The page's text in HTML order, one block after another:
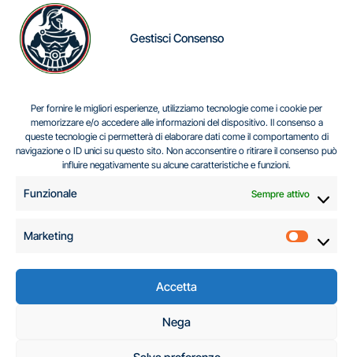
Gestisci Consenso
Per fornire le migliori esperienze, utilizziamo tecnologie come i cookie per
memorizzare e/o accedere alle informazioni del dispositivo. Il consenso a
queste tecnologie ci permetterà di elaborare dati come il comportamento di
navigazione o ID unici su questo sito. Non acconsentire o ritirare il consenso può
influire negativamente su alcune caratteristiche e funzioni.
Funzionale Sempre attivo
Marketing
Accetta
Nega
Centro Analisi e Studi Italus © Tutti i diritti riservati
C.A.S.I. – Centro
Analisi e Studi Italus